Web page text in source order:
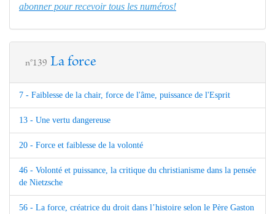
abonner pour recevoir tous les numéros!
n°139 La force
7 - Faiblesse de la chair, force de l'âme, puissance de l'Esprit
13 - Une vertu dangereuse
20 - Force et faiblesse de la volonté
46 - Volonté et puissance, la critique du christianisme dans la pensée
de Nietzsche
56 - La force, créatrice du droit dans l’histoire selon le Père Gaston